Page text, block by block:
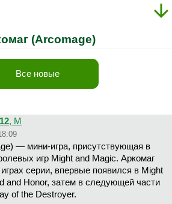
(Arcomage)
Все новые
, М
— мини-игра, присутствующая в
игр Might and Magic. Аркомаг
серии, впервые появился в Might
and Honor, затем в следующей части
of the Destroyer.